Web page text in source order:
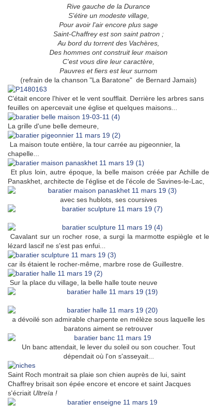
Rive gauche de la Durance
S'étire un modeste village,
Pour avoir l'air encore plus sage
Saint-Chaffrey est son saint patron ;
Au bord du torrent des Vachères,
Des hommes ont construit leur maison
C'est vous dire leur caractère,
Pauvres et fiers est leur surnom
(refrain de la chanson "La Baratone" de Bernard Jamais)
C'était encore l'hiver et le vent soufflait. Derrière les arbres sans
feuilles on apercevait une église et quelques maisons...
La grille d'une belle demeure,
La maison toute entière, la tour carrée au pigeonnier, la
chapelle...
Et plus loin, autre époque, la belle maison créée par Achille de
Panaskhet, architecte de l'église et de l'école de Savines-le-Lac,
avec ses hublots, ses coursives
Cavalant sur un rocher rose, a surgi la marmotte espiègle et le
lézard lascif ne s'est pas enfui...
car ils étaient le rocher-même, marbre rose de Guillestre.
Sur la place du village, la belle halle toute neuve
a dévoilé son admirable charpente en mélèze sous laquelle les
baratons aiment se retrouver
Un banc attendait, le lever du soleil ou son coucher. Tout
dépendait où l'on s'asseyait...
Saint Roch montrait sa plaie son chien auprès de lui, saint
Chaffrey brisait son épée encore et encore et saint Jacques
s'écriait Ultreïa !